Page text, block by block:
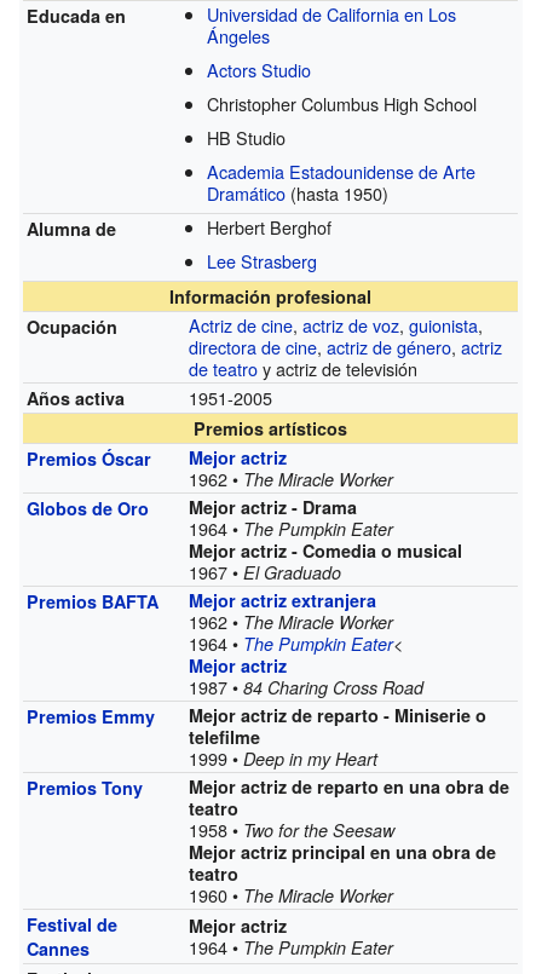
Educada en
Universidad de California en Los
Ángeles
Actors Studio
Christopher Columbus High School
HB Studio
Academia Estadounidense de Arte
Dramático (hasta 1950)
Alumna de
Herbert Berghof
Lee Strasberg
Información profesional
Ocupación
Actriz de cine,actriz de voz,guionista,
directora de cine,actriz de género,actriz
de teatroy actriz de televisión
Años activa 1951-2005
Premios artísticos
Premios Óscar
Mejor actriz
1962 • The Miracle Worker
Globos de Oro
Mejor actriz - Drama
1964 • The Pumpkin Eater
Mejor actriz - Comedia o musical
1967 •El Graduado
Premios BAFTA
Mejor actriz extranjera
1962 • The Miracle Worker
1964 • The Pumpkin Eater<
Mejor actriz
1987 •84 Charing Cross Road
Premios Emmy
Mejor actriz de reparto - Miniserie o
telefilme
1999 •Deep in my Heart
Premios Tony
Mejor actriz de reparto en una obra de
teatro
1958 • Two for the Seesaw
Mejor actriz principal en una obra de
teatro
1960 • The Miracle Worker
Festival de
Cannes
Mejor actriz
1964 • The Pumpkin Eater